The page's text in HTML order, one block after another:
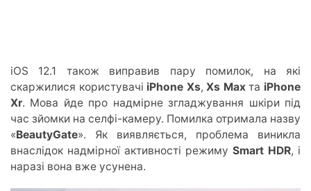
iOS 12.1 також виправив пару помилок, на які
скаржилися користувачі iPhone Xs,Xs Maxта iPhone
Xr. Мова йде про надмірне згладжування шкіри під
час зйомки на селфі-камеру. Помилка отримала назву
«BeautyGate». Як виявляється, проблема виникла
внаслідок надмірної активності режиму Smart HDR, і
наразі вона вже усунена.